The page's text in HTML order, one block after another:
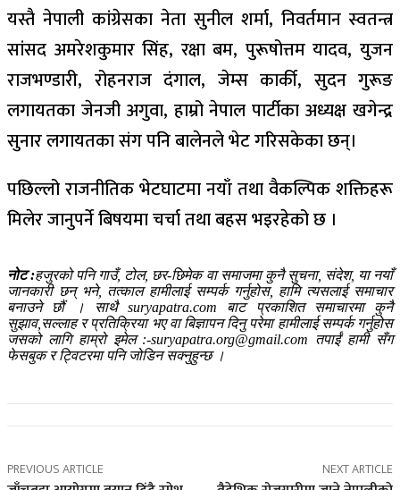
यस्तै नेपाली कांग्रेसका नेता सुनील शर्मा, निवर्तमान स्वतन्त्र
सांसद अमरेशकुमार सिंह, रक्षा बम, पुरूषोत्तम यादव, युजन
राजभण्डारी, रोहनराज दंगाल, जेम्स कार्की, सुदन गुरूङ
लगायतका जेनजी अगुवा, हाम्रो नेपाल पार्टीका अध्यक्ष खगेन्द्र
सुनार लगायतका संग पनि बालेनले भेट गरिसकेका छन्।
पछिल्लो राजनीतिक भेटघाटमा नयाँ तथा वैकल्पिक शक्तिहरू
मिलेर जानुपर्ने बिषयमा चर्चा तथा बहस भइरहेको छ ।
नोट :हजुरको पनि गाउँ, टोल, छर-छिमेक वा समाजमा कुनै सुचना, संदेश, या नयाँ
जानकारी छन् भने, तत्काल हामीलाई सम्पर्क गर्नुहोस, हामि त्यसलाई समाचार
बनाउने छौं । साथै suryapatra.com बाट प्रकाशित समाचारमा कुनै
सुझाव,सल्लाह र प्रतिक्रिया भए वा बिज्ञापन दिनु परेमा हामीलाई सम्पर्क गर्नुहोस
जसको लागि हाम्रो इमेल :-suryapatra.org@gmail.com तपाईं हामी सँग
फेसबुक र ट्विटरमा पनि जोडिन सक्नुहुन्छ ।
PREVIOUS ARTICLE NEXT ARTICLE